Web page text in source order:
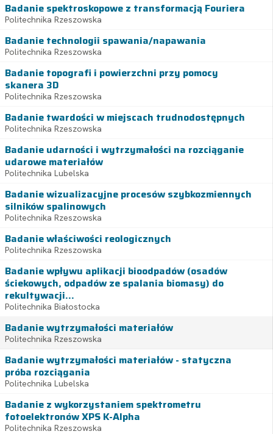
Badanie spektroskopowe z transformacją Fouriera
Politechnika Rzeszowska
Badanie technologii spawania/napawania
Politechnika Rzeszowska
Badanie topografi i powierzchni przy pomocy
skanera 3D
Politechnika Rzeszowska
Badanie twardości w miejscach trudnodostępnych
Politechnika Rzeszowska
Badanie udarności i wytrzymałości na rozciąganie
udarowe materiałów
Politechnika Lubelska
Badanie wizualizacyjne procesów szybkozmiennych
silników spalinowych
Politechnika Rzeszowska
Badanie właściwości reologicznych
Politechnika Rzeszowska
Badanie wpływu aplikacji bioodpadów (osadów
ściekowych, odpadów ze spalania biomasy) do
rekultywacji...
Politechnika Białostocka
Badanie wytrzymałości materiałów
Politechnika Rzeszowska
Badanie wytrzymałości materiałów - statyczna
próba rozciągania
Politechnika Lubelska
Badanie z wykorzystaniem spektrometru
fotoelektronów XPS K-Alpha
Politechnika Rzeszowska